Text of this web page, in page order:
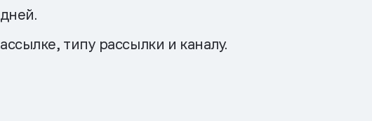
типу рассылки и каналу.